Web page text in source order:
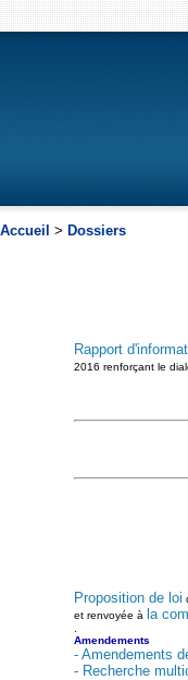
Accueil > Dossiers
Rapport
2016 renforçant le
Proposition de loi
et renvoyée à
la
Amendements
- Amendements
- Recherche